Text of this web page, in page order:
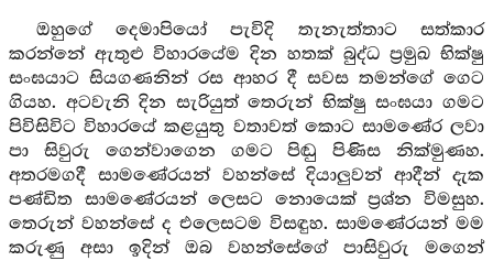
ඔහුගේ දෙමාපියෝ පැවිදි තැනැත්තාට සත්කාර
කරන්නේ ඇතුළු විහාරයේම දින හතක් බුද්ධ ප්‍රමුඛ භික්ෂු
සංඝයාට සියගණනින් රස ආහර දී සවස තමන්ගේ ගෙට
ගියහ. අටවැනි දින සැරියුත් තෙරුන් භික්ෂු සංඝයා ගමට
පිවිසිවිට විහාරයේ කළයුතු වතාවත් කොට සාමණේර ලවා
පා සිවුරු ගෙන්වාගෙන ගමට පිඬු පිණිස නික්මුණහ.
අතරමගදී සාමණේරයන් වහන්සේ දියාලුවන් ආදීන් දැක
පණ්ඩිත සාමණේරයන් ලෙසට නොයෙක් ප්‍රශ්න විමසුහ.
තෙරුන් වහන්සේ ද එලෙසටම විසඳුහ. සාමණේරයන් මම
කරුණු අසා ඉදින් ඔබ වහන්සේගේ පාසිවුරු මගෙන්